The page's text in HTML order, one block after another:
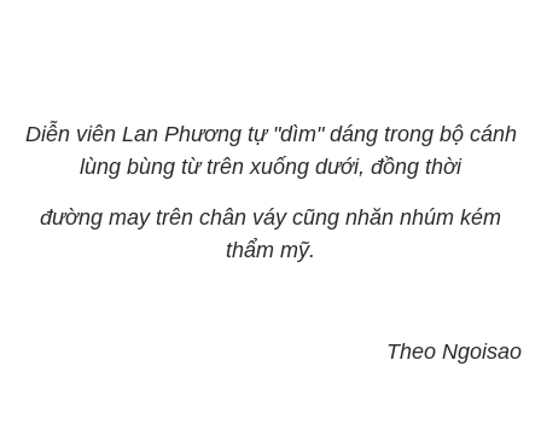
Diễn viên Lan Phương tự "dìm" dáng trong bộ cánh
lùng bùng từ trên xuống dưới, đồng thời
đường may trên chân váy cũng nhăn nhúm kém
thẩm mỹ.
Theo Ngoisao